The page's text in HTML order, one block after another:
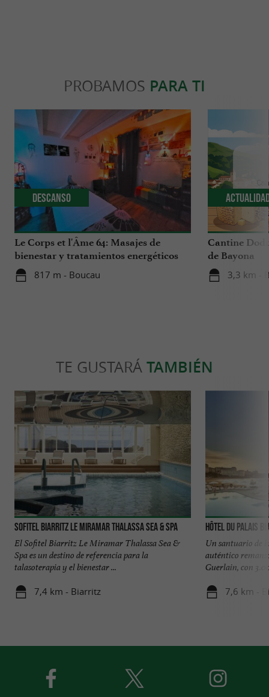
PROBAMOS PARA TI
Le Corps et l'Âme 64: Masajes de
bienestar y tratamientos energéticos
en el País Vasco
817 m - Boucau
Descanso
Cantine
de Bayona
3,3 km -
TE GUSTARÁ TAMBIÉN
Sofitel Biarritz Le Miramar Thalassa Sea & Spa
El Sofitel Biarritz Le Miramar Thalassa Sea &
Spa es un destino de referencia para la
talasoterapia y el bienestar ...
7,4 km - Biarritz
Hôtel du Palais
Un santuario de
auténtico
Guerlain, con
7,6 km -